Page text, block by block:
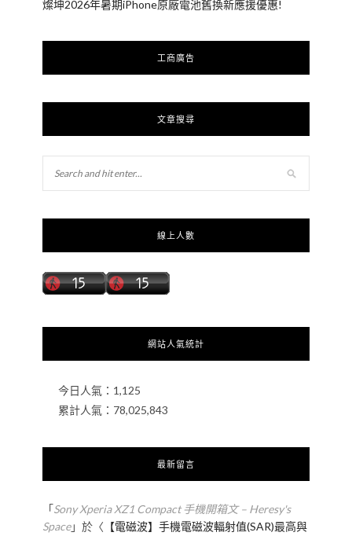
燦坤2026年暑期iPhone原廠電池舊換新應援優惠!
工商廣告
文章搜尋
線上人數
網站人氣統計
今日人氣： 1,125
累計人氣： 78,025,843
最新留言
「Sony Xperia XZ1 Compact 手機開箱文 – Heresy's
Space」於〈 【電磁波】手機電磁波輻射值(SAR)最高與